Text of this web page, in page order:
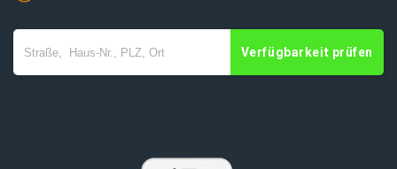
Verfügbarkeit prüfen